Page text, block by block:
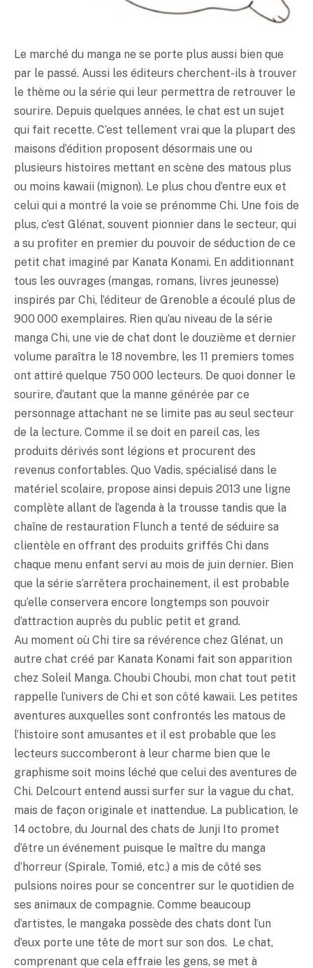
Le marché du manga ne se porte plus aussi bien que
par le passé. Aussi les éditeurs cherchent-ils à trouver
le thème ou la série qui leur permettra de retrouver le
sourire. Depuis quelques années, le chat est un sujet
qui fait recette. C’est tellement vrai que la plupart des
maisons d’édition proposent désormais une ou
plusieurs histoires mettant en scène des matous plus
ou moins kawaii (mignon). Le plus chou d’entre eux et
celui qui a montré la voie se prénomme Chi. Une fois de
plus, c’est Glénat, souvent pionnier dans le secteur, qui
a su profiter en premier du pouvoir de séduction de ce
petit chat imaginé par Kanata Konami. En additionnant
tous les ouvrages (mangas, romans, livres jeunesse)
inspirés par Chi, l’éditeur de Grenoble a écoulé plus de
900 000 exemplaires. Rien qu’au niveau de la série
manga Chi, une vie de chat dont le douzième et dernier
volume paraîtra le 18 novembre, les 11 premiers tomes
ont attiré quelque 750 000 lecteurs. De quoi donner le
sourire, d’autant que la manne générée par ce
personnage attachant ne se limite pas au seul secteur
de la lecture. Comme il se doit en pareil cas, les
produits dérivés sont légions et procurent des
revenus confortables. Quo Vadis, spécialisé dans le
matériel scolaire, propose ainsi depuis 2013 une ligne
complète allant de l’agenda à la trousse tandis que la
chaîne de restauration Flunch a tenté de séduire sa
clientèle en offrant des produits griffés Chi dans
chaque menu enfant servi au mois de juin dernier. Bien
que la série s’arrêtera prochainement, il est probable
qu’elle conservera encore longtemps son pouvoir
d’attraction auprès du public petit et grand.
Au moment où Chi tire sa révérence chez Glénat, un
autre chat créé par Kanata Konami fait son apparition
chez Soleil Manga. Choubi Choubi, mon chat tout petit
rappelle l’univers de Chi et son côté kawaii. Les petites
aventures auxquelles sont confrontés les matous de
l’histoire sont amusantes et il est probable que les
lecteurs succomberont à leur charme bien que le
graphisme soit moins léché que celui des aventures de
Chi. Delcourt entend aussi surfer sur la vague du chat,
mais de façon originale et inattendue. La publication, le
14 octobre, du Journal des chats de Junji Ito promet
d’être un événement puisque le maître du manga
d’horreur (Spirale, Tomié, etc.) a mis de côté ses
pulsions noires pour se concentrer sur le quotidien de
ses animaux de compagnie. Comme beaucoup
d’artistes, le mangaka possède des chats dont l’un
d’eux porte une tête de mort sur son dos. Le chat,
comprenant que cela effraie les gens, se met à